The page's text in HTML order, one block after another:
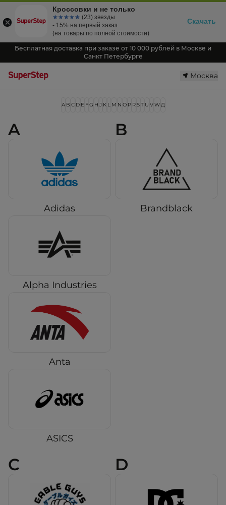
Бесплатная доставка при заказе от 10 000 рублей в Москве и
Санкт Петербурге
Москва
A B C D E FG H J K L M N O P RST U VWД
A
Adidas
Alpha Industries
Anta
ASICS
B
Brandblack
C D
Кроссовки и не только
☆☆☆☆☆
★★★★★ (23) звезды
- 15% на первый заказ
(на товары по полной стоимости)
Скачать